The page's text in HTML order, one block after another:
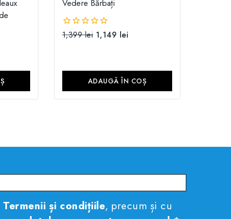
Vedere Bărbați
0
1,399lei 1,149 lei
ADAUGĂ ÎN COȘ
Termenii și condițiile, precum și cu